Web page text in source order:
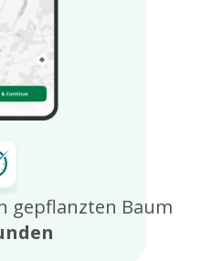
gepflanzten Baum